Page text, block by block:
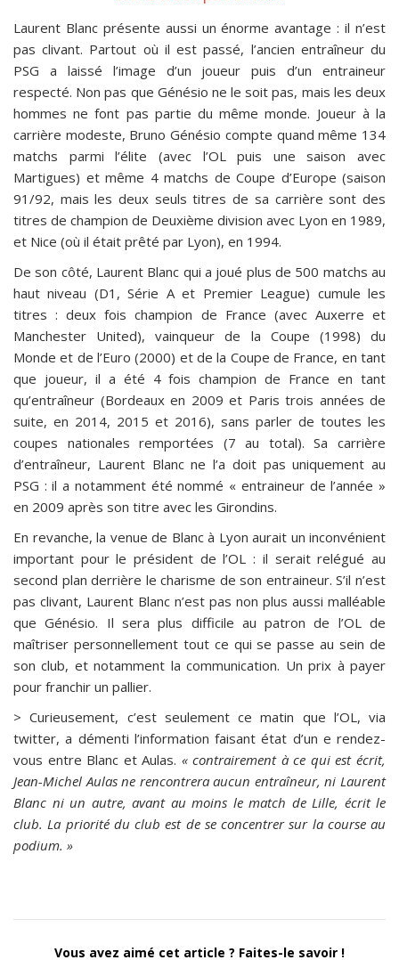
Laurent Blanc présente aussi un énorme avantage : il n’est
pas clivant. Partout où il est passé, l’ancien entraîneur du
PSG a laissé l’image d’un joueur puis d’un entraineur
respecté. Non pas que Génésio ne le soit pas, mais les deux
hommes ne font pas partie du même monde. Joueur à la
carrière modeste, Bruno Génésio compte quand même 134
matchs parmi l’élite (avec l’OL puis une saison avec
Martigues) et même 4 matchs de Coupe d’Europe (saison
91/92, mais les deux seuls titres de sa carrière sont des
titres de champion de Deuxième division avec Lyon en 1989,
et Nice (où il était prêté par Lyon), en 1994.
De son côté, Laurent Blanc qui a joué plus de 500 matchs au
haut niveau (D1, Série A et Premier League) cumule les
titres : deux fois champion de France (avec Auxerre et
Manchester United), vainqueur de la Coupe (1998) du
Monde et de l’Euro (2000) et de la Coupe de France, en tant
que joueur, il a été 4 fois champion de France en tant
qu’entraîneur (Bordeaux en 2009 et Paris trois années de
suite, en 2014, 2015 et 2016), sans parler de toutes les
coupes nationales remportées (7 au total). Sa carrière
d’entraîneur, Laurent Blanc ne l’a doit pas uniquement au
PSG : il a notamment été nommé « entraineur de l’année »
en 2009 après son titre avec les Girondins.
En revanche, la venue de Blanc à Lyon aurait un inconvénient
important pour le président de l’OL : il serait relégué au
second plan derrière le charisme de son entraineur. S’il n’est
pas clivant, Laurent Blanc n’est pas non plus aussi malléable
que Génésio. Il sera plus difficile au patron de l’OL de
maîtriser personnellement tout ce qui se passe au sein de
son club, et notamment la communication. Un prix à payer
pour franchir un pallier.
> Curieusement, c’est seulement ce matin que l’OL, via
twitter, a démenti l’information faisant état d’un e rendez-
vous entre Blanc et Aulas. « contrairement à ce qui est écrit,
Jean-Michel Aulas ne rencontrera aucun entraîneur, ni Laurent
Blanc ni un autre, avant au moins le match de Lille, écrit le
club. La priorité du club est de se concentrer sur la course au
podium. »
Vous avez aimé cet article ? Faites-le savoir !